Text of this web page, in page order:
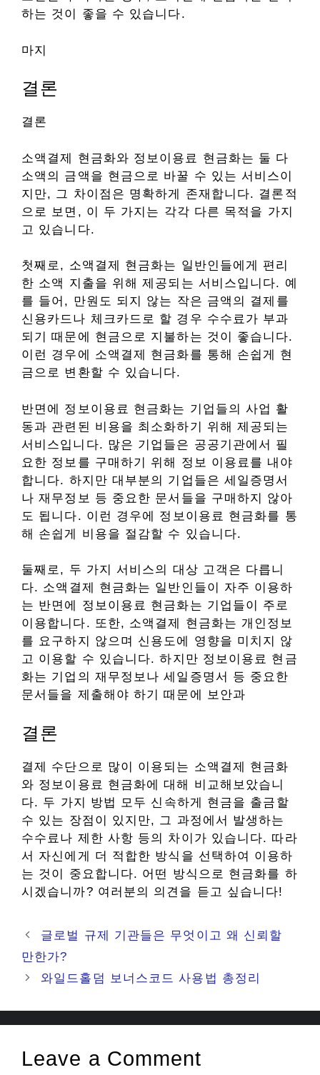
하는 것이 좋을 수 있습니다.
마지
결론
결론
소액결제 현금화와 정보이용료 현금화는 둘 다
소액의 금액을 현금으로 바꿀 수 있는 서비스이
지만, 그 차이점은 명확하게 존재합니다. 결론적
으로 보면, 이 두 가지는 각각 다른 목적을 가지
고 있습니다.
첫째로, 소액결제 현금화는 일반인들에게 편리
한 소액 지출을 위해 제공되는 서비스입니다. 예
를 들어, 만원도 되지 않는 작은 금액의 결제를
신용카드나 체크카드로 할 경우 수수료가 부과
되기 때문에 현금으로 지불하는 것이 좋습니다.
이런 경우에 소액결제 현금화를 통해 손쉽게 현
금으로 변환할 수 있습니다.
반면에 정보이용료 현금화는 기업들의 사업 활
동과 관련된 비용을 최소화하기 위해 제공되는
서비스입니다. 많은 기업들은 공공기관에서 필
요한 정보를 구매하기 위해 정보 이용료를 내야
합니다. 하지만 대부분의 기업들은 세일증명서
나 재무정보 등 중요한 문서들을 구매하지 않아
도 됩니다. 이런 경우에 정보이용료 현금화를 통
해 손쉽게 비용을 절감할 수 있습니다.
둘째로, 두 가지 서비스의 대상 고객은 다릅니
다. 소액결제 현금화는 일반인들이 자주 이용하
는 반면에 정보이용료 현금화는 기업들이 주로
이용합니다. 또한, 소액결제 현금화는 개인정보
를 요구하지 않으며 신용도에 영향을 미치지 않
고 이용할 수 있습니다. 하지만 정보이용료 현금
화는 기업의 재무정보나 세일증명서 등 중요한
문서들을 제출해야 하기 때문에 보안과
결론
결제 수단으로 많이 이용되는 소액결제 현금화
와 정보이용료 현금화에 대해 비교해보았습니
다. 두 가지 방법 모두 신속하게 현금을 출금할
수 있는 장점이 있지만, 그 과정에서 발생하는
수수료나 제한 사항 등의 차이가 있습니다. 따라
서 자신에게 더 적합한 방식을 선택하여 이용하
는 것이 중요합니다. 어떤 방식으로 현금화를 하
시겠습니까? 여러분의 의견을 듣고 싶습니다!
글로벌 규제 기관들은 무엇이고 왜 신뢰할
만한가?
와일드홀덤 보너스코드 사용법 총정리
Leave a Comment